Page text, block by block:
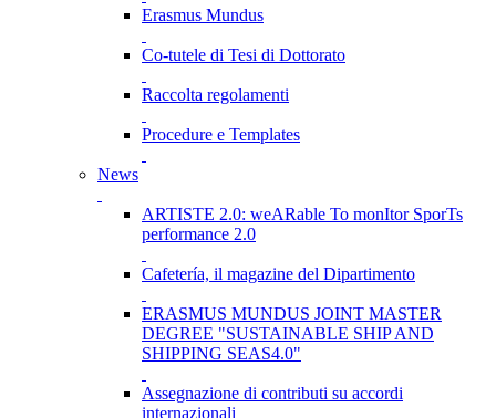
Erasmus Mundus
Co-tutele di Tesi di Dottorato
Raccolta regolamenti
Procedure e Templates
News
ARTISTE 2.0: weARable To monItor SporTs
performance 2.0
Cafetería, il magazine del Dipartimento
ERASMUS MUNDUS JOINT MASTER
DEGREE "SUSTAINABLE SHIP AND
SHIPPING SEAS4.0"
Assegnazione di contributi su accordi
internazionali